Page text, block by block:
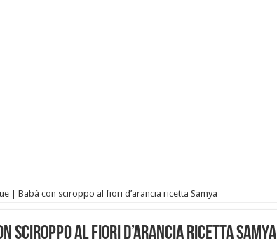
| Babà con sciroppo al fiori d’arancia ricetta Samya
sciroppo al fiori d’arancia ricetta Samya